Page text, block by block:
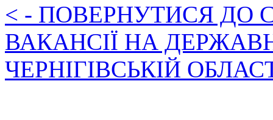
< - ПОВЕРНУТИСЯ ДО
ВАКАНСІЇ НА
ЧЕРНІГІВСЬКІЙ